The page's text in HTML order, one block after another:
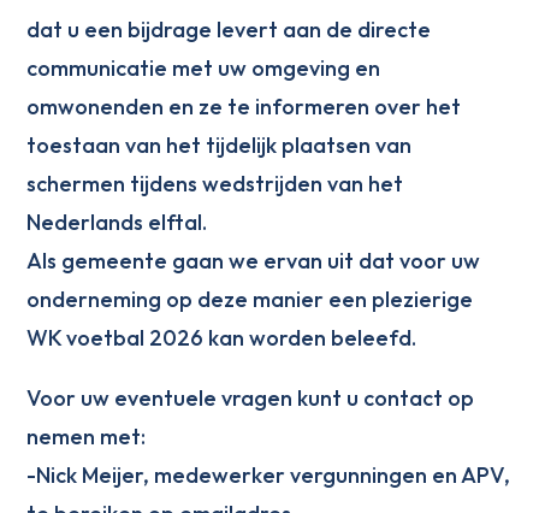
dat u een bijdrage levert aan de directe
communicatie met uw omgeving en
omwonenden en ze te informeren over het
toestaan van het tijdelijk plaatsen van
schermen tijdens wedstrijden van het
Nederlands elftal.
Als gemeente gaan we ervan uit dat voor uw
onderneming op deze manier een plezierige
WK voetbal 2026 kan worden beleefd.
Voor uw eventuele vragen kunt u contact op
nemen met:
-Nick Meijer, medewerker vergunningen en APV,